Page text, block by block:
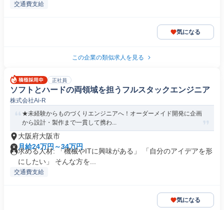
交通費支給
気になる
この企業の類似求人を見る
正社員
ソフトとハードの両領域を担うフルスタックエンジニア
株式会社Ai-R
★未経験からものづくりエンジニアへ！オーダーメイド開発に企画
から設計・製作まで一貫して携わ...
大阪府大阪市
月給24万円～34万円
求める人材: 「機械やITに興味がある」 「自分のアイデアを形
にしたい」 そんな方を...
交通費支給
気になる